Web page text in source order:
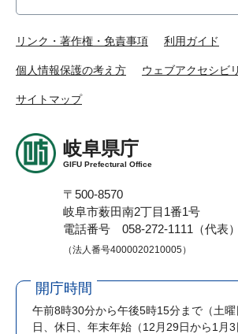
リンク・著作権・免責事項 利用ガイド
個人情報保護の考え方 ウェブアクセシビ
サイトマップ
岐阜県庁
GIFU Prefectural Office
〒500-8570
岐阜市薮田南2丁目1番1号
電話番号 058-272-1111（代表）
（法人番号4000020210005）
開庁時間
午前8時30分から午後5時15分まで （土
日、休日、年末年始（12月29日から1月3